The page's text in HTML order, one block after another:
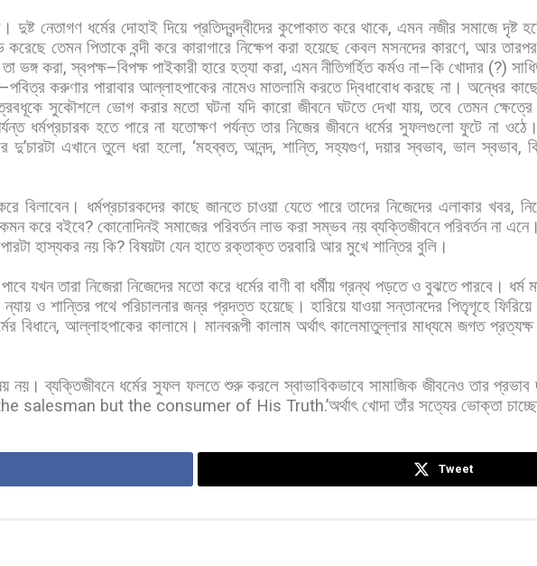
দুষ্ট নেতাগণ ধর্মের দোহাই দিয়ে প্রতিদ্বন্দ্বীদের কুপোকাত করে থাকে,এমন নজীর সমাজে দৃষ্ট
করেছে তেমন পিতাকে বন্দী করে কারাগারে নিক্ষেপ করা হয়েছে কেবল মসনদের কারণে, আর তারপর
তা ভঙ্গ করা,স্বপক্ষ–বিপক্ষ পাইকারী হারে হত্যা করা, এমন নীতিগর্হিত কর্মও না–কি খোদার (?)
পবিত্র করুণার পারাবার আল্লাহপাকের নামেও মাতলামি করতে দ্বিধাবোধ করছে না। অন্ধের
সুকৌশলে ভোগ করার মতো ঘটনা যদি কারো জীবনে ঘটতে দেখা যায়,তবে তেমন ক্ষেত্রে
ধর্মপ্রচারক হতে পারে না যতোক্ষণ পর্যন্ত তার নিজের জীবনে ধর্মের সুফলগুলো ফুটে না ওঠে।
দু’চারটা এখানে তুলে ধরা হলো, ‘মহব্বত,আনন্দ,শান্তি,সহ্যগুণ,দয়ার স্বভাব, ভাল স্বভাব,
বিলাবেন। ধর্মপ্রচারকদের কাছে জানতে চাওয়া যেতে পারে তাদের নিজেদের এলাকার খবর,
করে বইবে?কোনোদিনই সমাজের পরিবর্তন লাভ করা সম্ভব নয় ব্যক্তিজীবনে পরিবর্তন না এনে।
হাস্যকর নয় কি? বিষয়টা যেন হাতে রক্তাক্ত তরবারি আর মুখে শান্তির বুলি।
পাবে যখন তারা নিজেরা নিজেদের মতো করে ধর্মের বাণী বা ধর্মীয় গ্রন্থ পড়তে ও বুঝতে পারবে। ধর্ম
ন্যায় ও শান্তির পথে পরিচালনার জন্র প্রদত্ত হয়েছে। হারিয়ে যাওয়া সন্তানদের পিতৃগৃহে ফিরিয়ে
বিধানে,আল্লাহপাকের কালামে। মানবরূপী কালাম অর্থাৎ কালেমাতুল্লার মাধ্যমে জগত প্রত্যক্ষ
নয়। ব্যক্তিজীবনে ধর্মের সুফল ফলতে শুরু করলে স্বাভাবিকভাবে সামাজিক জীবনেও তার প্রভাব
salesman but the consumer of His Truth.’অর্থাৎ খোদা তাঁর সত্যের ভোক্তা
Tweet